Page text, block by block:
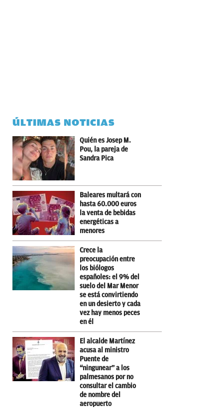
ÚLTIMAS NOTICIAS
Quién es Josep M.
Pou, la pareja de
Sandra Pica
Baleares multará con
hasta 60.000 euros
la venta de bebidas
energéticas a
menores
Crece la
preocupación entre
los biólogos
españoles: el 9% del
suelo del Mar Menor
se está convirtiendo
en un desierto y cada
vez hay menos peces
en él
El alcalde Martínez
acusa al ministro
Puente de
“ningunear” a los
palmesanos por no
consultar el cambio
de nombre del
aeropuerto